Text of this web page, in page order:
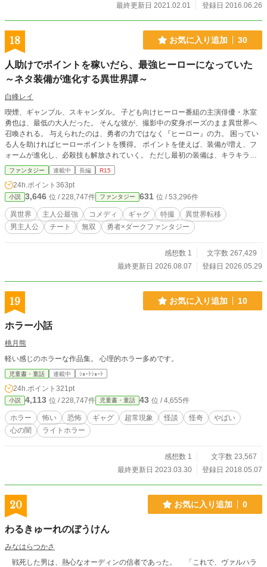
最終更新日 2021.02.01
登録日 2016.06.26
18 お気に入り追加 30
人助けでポイントを稼いだら、最強ヒーローになっていた
～ネタ装備が進化する異世界譚～
白峰レイ
喫煙、ギャンブル、スキャンダル。 子ども向けヒーロー番組の主演俳優・氷室
勇也は、最低の大人だった。 そんな彼が、撮影中の変身ポーズのまま異世界へ
召喚される。 与えられたのは、勇者の力ではなく『ヒーロー』の力。 困ってい
る人を助ければヒーローポイントを獲得。 ポイントを使えば、装備が増え、フ
ォームが進化し、必殺技も解放されていく。 ただし最初の装備は、キラキラマ
スクに赤ブリーフ、黄ばんだタンクトップ、臭い軍手、穴の空いた靴下。 見た
目は最悪。 でも、誰かを助けるたびに確かに強くなる。 逃げたい。 関わりたく
ない。 面倒ごとはごめんだ。 それでも、目の前で困っている人を見捨てられな
い。 これは、演じるだけだった男が、人助けで最強ヒーローになっていく物
語。
ファンタジー 連載中 長編 R15
24h.ポイント 363pt
小説 3,646 位 / 228,747件 ファンタジー 631 位 / 53,296件
異世界 主人公最強 コメディ ギャグ 特撮
異世界転移
男主人公
チート 無双 勇者×ダークファンタジー
感想数 1
文字数 267,429
最終更新日 2026.08.07
登録日 2026.05.29
19 お気に入り追加 10
ホラー小話
桃月熊
軽い感じのホラーな作品集。 心理的ホラー多めです。
児童書・童話 連載中 ｼｮｰﾄｼｮｰﾄ
24h.ポイント 321pt
小説 4,113 位 / 228,747件 児童書・童話 43 位 / 4,655件
ホラー 怖い 恐怖 ギャグ 超常現象 怪談 怪奇
やばい
心の闇
ライトホラー
感想数 1
文字数 23,567
最終更新日 2023.03.30
登録日 2018.05.07
20 お気に入り追加 0
わるきゅーれのぼうけん
みなはらつかさ
戦死した男は、熱心なオーディンの信者であった。 「これで、ヴァルハラ